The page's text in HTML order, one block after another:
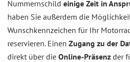
Nummernschild einige Zeit in
haben Sie außerdem die
Wunschkennzeichen für Ihr
reservieren. Einen Zugang zu der
direkt über die Online-Präsenz der